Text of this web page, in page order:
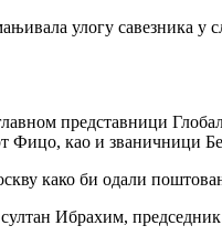
улогу савезника
представници
Фицо, као и званичници
како би одали
Ибрахим,